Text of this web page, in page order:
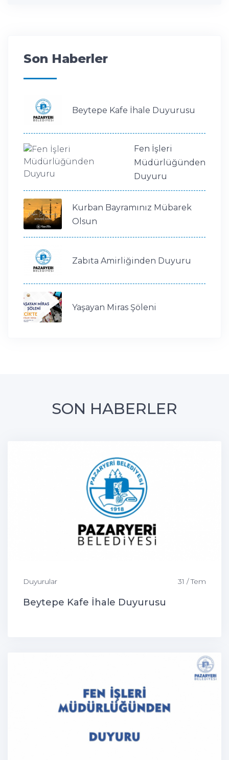
Son Haberler
Beytepe Kafe İhale Duyurusu
Fen İşleri
Müdürlüğünden
Duyuru
Kurban Bayramınız Mübarek
Olsun
Zabıta Amirliğinden Duyuru
Yaşayan Miras Şöleni
SON HABERLER
Duyurular 31 / Tem
Beytepe Kafe İhale Duyurusu